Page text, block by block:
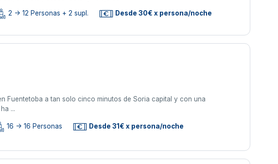
2 -> 12 Personas + 2 supl. Desde 30€ x persona/noche
Fuentetoba a tan solo cinco minutos de Soria capital y con una
...
16 -> 16 Personas Desde 31€ x persona/noche